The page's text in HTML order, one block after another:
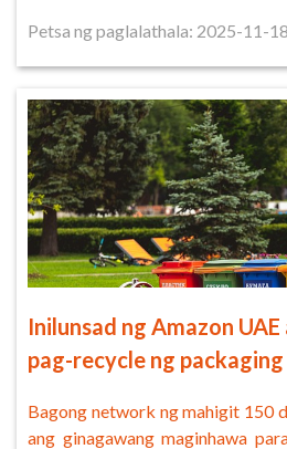
Petsa ng paglalathala: 2025-11-18
Inilunsad ng Amazon
pag-recycle ng
Bagong network ng mahigit 150
ang ginagawang maginhawa